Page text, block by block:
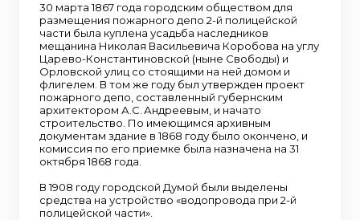
30 марта 1867 года городским обществом для
размещения пожарного депо 2-й полицейской
части была куплена усадьба наследников
мещанина Николая Васильевича Коробова на углу
Царево-Константиновской (ныне Свободы) и
Орловской улиц со стоящими на ней домом и
флигелем. В том же году был утвержден проект
пожарного депо, составленный губернским
архитектором А.С. Андреевым, и начато
строительство. По имеющимся архивным
документам здание в 1868 году было окончено, и
комиссия по его приемке была назначена на 31
октября 1868 года.
В 1908 году городской Думой были выделены
средства на устройство «водопровода при 2-й
полицейской части».